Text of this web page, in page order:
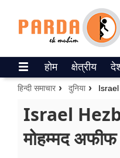
ePaper
वेब स्टोरीज
उत्तर प्रदेश
होम क्षेत्रीय
हिन्दी समाचार दुनिया
Israel
मोहम्मद अफीफ